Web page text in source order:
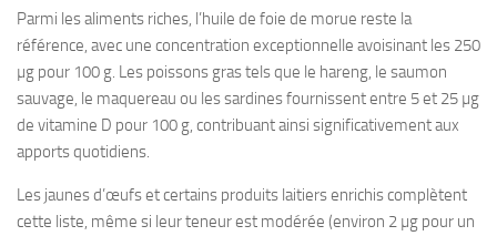
Parmi les aliments riches, l’huile de foie de morue reste la
référence, avec une concentration exceptionnelle avoisinant les 250
µg pour 100 g. Les poissons gras tels que le hareng, le saumon
sauvage, le maquereau ou les sardines fournissent entre 5 et 25 µg
de vitamine D pour 100 g, contribuant ainsi significativement aux
apports quotidiens.
Les jaunes d’œufs et certains produits laitiers enrichis complètent
cette liste, même si leur teneur est modérée (environ 2 µg pour un